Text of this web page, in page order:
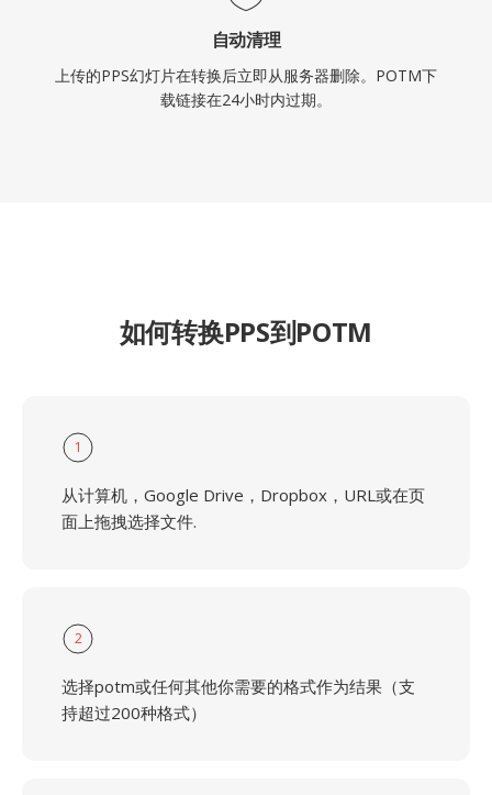
自动清理
上传的PPS幻灯片在转换后立即从服务器删除。POTM下
载链接在24小时内过期。
如何转换PPS到POTM
1
从计算机，Google Drive，Dropbox，URL或在页
面上拖拽选择文件.
2
选择potm或任何其他你需要的格式作为结果（支
持超过200种格式）